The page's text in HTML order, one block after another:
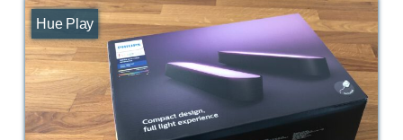
Hue Play